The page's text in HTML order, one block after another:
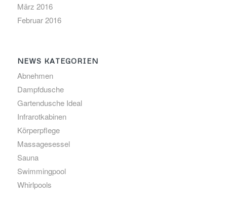
März 2016
Februar 2016
NEWS KATEGORIEN
Abnehmen
Dampfdusche
Gartendusche Ideal
Infrarotkabinen
Körperpflege
Massagesessel
Sauna
Swimmingpool
Whirlpools